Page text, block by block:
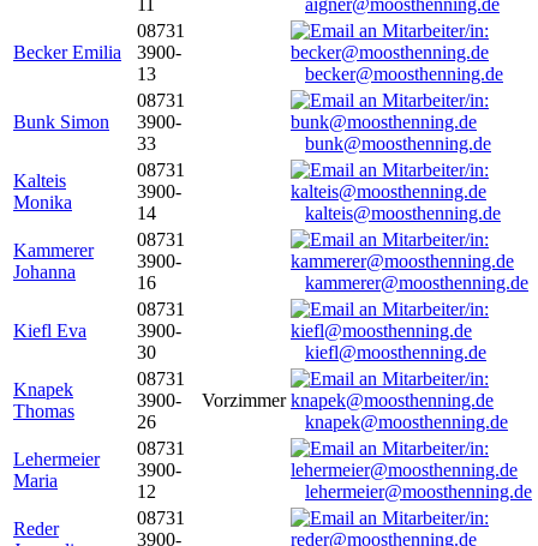
aigner@moosthenning.de
Becker Emilia
08731
3900-
13
becker@moosthenning.de
Bunk Simon
08731
3900-
33
bunk@moosthenning.de
Kalteis
Monika
08731
3900-
14
kalteis@moosthenning.de
Kammerer
Johanna
08731
3900-
16
kammerer@moosthenning.de
Kiefl Eva
08731
3900-
30
kiefl@moosthenning.de
Knapek
Thomas
08731
3900-
26
Vorzimmer
knapek@moosthenning.de
Lehermeier
Maria
08731
3900-
12
lehermeier@moosthenning.de
Reder
08731
3900-